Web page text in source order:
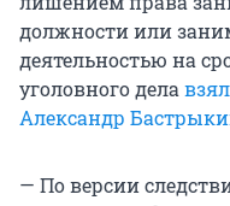
должности или
деятельностью на
уголовного дела
Александр
— По версии